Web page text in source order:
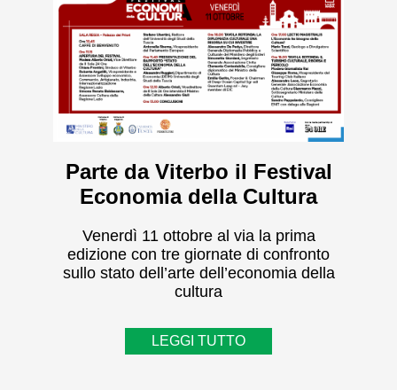
Parte da Viterbo il Festival
Economia della Cultura
Venerdì 11 ottobre al via la prima
edizione con tre giornate di confronto
sullo stato dell’arte dell’economia della
cultura
LEGGI TUTTO